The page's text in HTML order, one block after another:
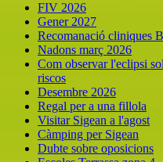
FIV 2026
Gener 2027
Recomanació cliniques
Nadons març 2026
Com observar l'eclipsi
riscos
Desembre 2026
Regal per a una fillola
Visitar Sigean a l'agost
Càmping per Sigean
Dubte sobre oposicions